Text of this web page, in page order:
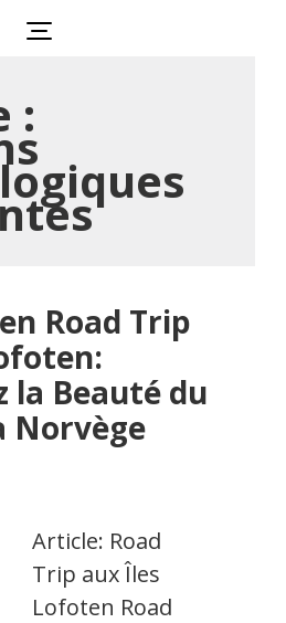
:
Road Trip
la Beauté du
Norvège
Article: Road
Trip aux Îles
Lofoten Road